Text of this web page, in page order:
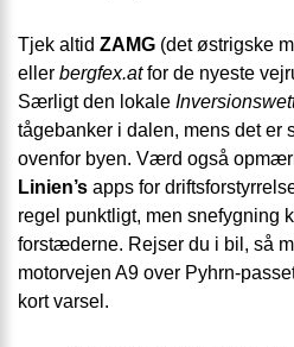
Tjek altid ZAMG (det østrigske
eller bergfex.atfor de nyeste
Særligt den lokale
tågebanker i dalen, mens det er
ovenfor byen. Værd også
Linien’s apps for
regel punktligt, men snefygning
forstæderne. Rejser du i bil, så
motorvejen A9 over Pyhrn-
kort varsel.